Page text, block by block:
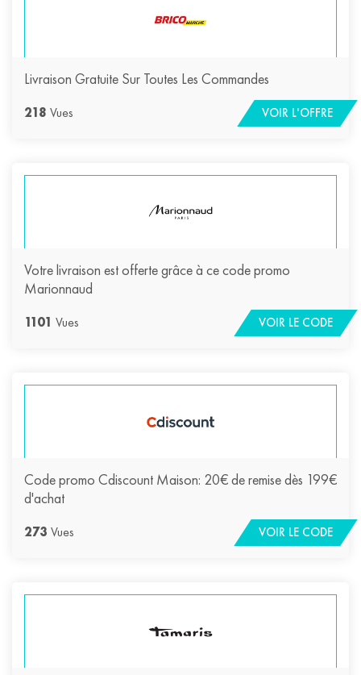
Livraison Gratuite Sur Toutes Les Commandes
218 Vues VOIR L'OFFRE
Votre livraison est offerte grâce à ce code promo
Marionnaud
1101 Vues VOIR LE CODE
Code promo Cdiscount Maison: 20€ de remise dès 199€
d'achat
273 Vues VOIR LE CODE